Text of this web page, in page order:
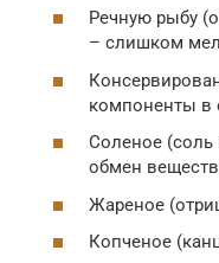
Речную рыбу
– слишком
компоненты в
Соленое (соль
обмен
Жареное
Копченое